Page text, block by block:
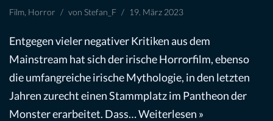
Film Horror von Stefan_F 19. März 2023
Entgegen vieler negativer Kritiken aus dem
Mainstream hat sich der irische Horrorfilm, ebenso
die umfangreiche irische Mythologie, in den letzten
Jahren zurecht einen Stammplatz im Pantheon der
Monster erarbeitet. Dass…Weiterlesen »